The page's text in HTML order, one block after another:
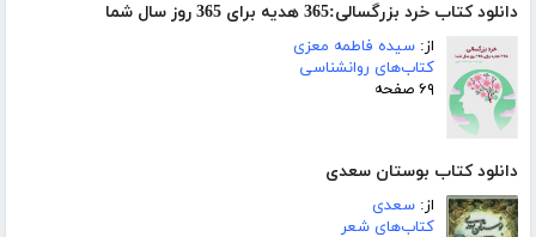
دانلود کتاب خرد بزرگسالی:365 هدیه برای 365 روز سال شما
از: سیده فاطمه معزی
کتاب‌های روانشناسی
۶۹ صفحه
دانلود کتاب بوستان سعدی
از: سعدی
کتاب‌های شعر